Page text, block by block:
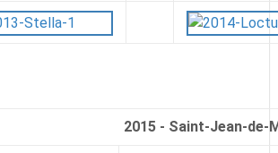
2015 - Saint-Jean-de-